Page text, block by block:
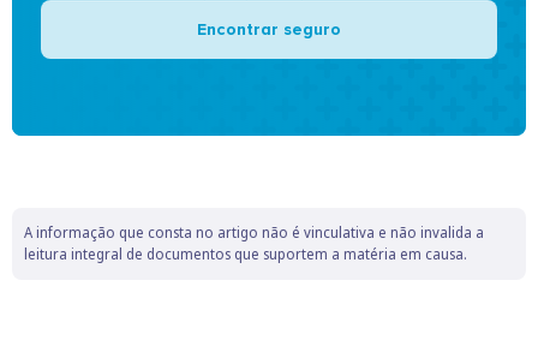
Encontrar seguro
A informação que consta no artigo não é vinculativa e não invalida a
leitura integral de documentos que suportem a matéria em causa.